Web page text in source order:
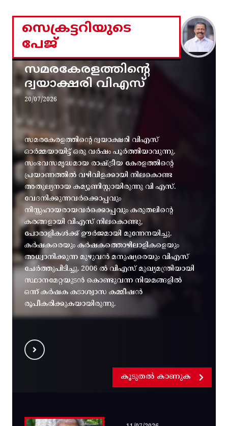
സെക്രട്ടറിയുടെ
പേജ്
സമരകേരളത്തിൻ്റെ
ദ്വയാക്ഷരി വിഎസ്
20/07/2026
സമരകേരളത്തിൻ്റെ ദ്വയാക്ഷരി വിഎസ്
ഓർമ്മയായിട്ട് ഒരു വർഷം പൂർത്തിയാവുന്നു.
സംഭവസമൃദ്ധമായ രാഷ്ട്രീയ കേരളത്തിന്റെ
പ്രയാണത്തിൽ വഴിവിളക്കായി നിലകൊണ്ട
അതുല്യനായ കമ്യൂണിസ്റ്റായിരുന്നു വി എസ്.
വേദനിക്കുന്നവർക്കൊപ്പവും
നിസ്സഹായരായവർക്കൊപ്പവും കരുതലിന്റെ
കരങ്ങളായി വിഎസ് നിലകൊണ്ടു,
പോരാളികൾക്ക് ഊർജമായി മുന്നേനയിച്ചു.
കർഷകരെയും കർഷകത്തൊഴിലാളികളെയും
അധ്വാനിക്കുന്ന മുഴുവൻ മനുഷ്യരെയും വിഎസ്
ചേർത്തുപിടിച്ചു. 2006 ൽ വിഎസ് മുഖ്യമന്ത്രിയായി
സ്ഥാനമേറ്റയുടൻ കൊണ്ടുവന്ന നിയമങ്ങളിൽ
ഒന്ന് കർഷക കടാശ്വാസ കമ്മീഷൻ
രൂപീകരിക്കുകയായിരുന്നു.
കൂടുതൽ കാണുക